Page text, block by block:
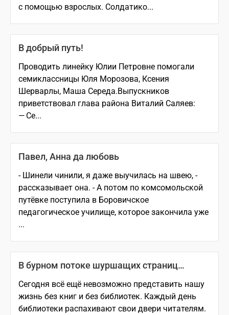
с помощью взрослых. Солдатико...
В добрый путь!
Проводить линейку Юлии Петровне помогали
семиклассницы Юля Морозова, Ксения
Шерварлы, Маша Середа.Выпускников
приветствовал глава района Виталий Саляев:
— Се...
Павел, Анна да любовь
- Шинели чинили, я даже выучилась на швею, -
рассказывает она. - А потом по комсомольской
путёвке поступила в Боровичское
педагогическое училище, которое закончила уже
...
В бурном потоке шуршащих страниц…
Сегодня всё ещё невозможно представить нашу
жизнь без книг и без библиотек. Каждый день
библиотеки распахивают свои двери читателям.